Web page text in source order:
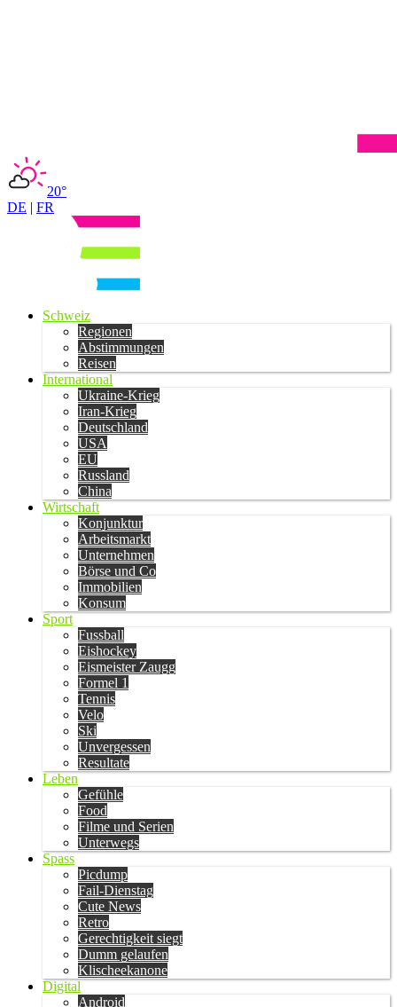
20°
DE | FR
Schweiz
Regionen
Abstimmungen
Reisen
International
Ukraine-Krieg
Iran-Krieg
Deutschland
USA
EU
Russland
China
Wirtschaft
Konjunktur
Arbeitsmarkt
Unternehmen
Börse und Co
Immobilien
Konsum
Sport
Fussball
Eishockey
Eismeister Zaugg
Formel 1
Tennis
Velo
Ski
Unvergessen
Resultate
Leben
Gefühle
Food
Filme und Serien
Unterwegs
Spass
Picdump
Fail-Dienstag
Cute News
Retro
Gerechtigkeit siegt
Dumm gelaufen
Klischeekanone
Digital
Android